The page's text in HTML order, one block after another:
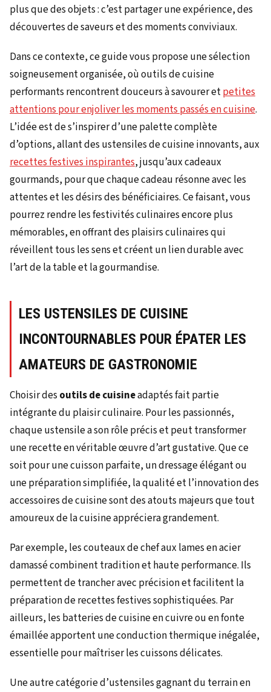
plus que des objets : c’est partager une expérience, des
découvertes de saveurs et des moments conviviaux.
Dans ce contexte, ce guide vous propose une sélection
soigneusement organisée, où outils de cuisine
performants rencontrent douceurs à savourer etpetites
attentions pour enjoliver les moments passés en cuisine.
L’idée est de s’inspirer d’une palette complète
d’options, allant des ustensiles de cuisine innovants, aux
recettes festives inspirantes, jusqu’aux cadeaux
gourmands, pour que chaque cadeau résonne avec les
attentes et les désirs des bénéficiaires. Ce faisant, vous
pourrez rendre les festivités culinaires encore plus
mémorables, en offrant des plaisirs culinaires qui
réveillent tous les sens et créent un lien durable avec
l’art de la table et la gourmandise.
LES USTENSILES DE CUISINE
INCONTOURNABLES POUR ÉPATER LES
AMATEURS DE GASTRONOMIE
Choisir des outils de cuisineadaptés fait partie
intégrante du plaisir culinaire. Pour les passionnés,
chaque ustensile a son rôle précis et peut transformer
une recette en véritable œuvre d’art gustative. Que ce
soit pour une cuisson parfaite, un dressage élégant ou
une préparation simplifiée, la qualité et l’innovation des
accessoires de cuisine sont des atouts majeurs que tout
amoureux de la cuisine appréciera grandement.
Par exemple, les couteaux de chef aux lames en acier
damassé combinent tradition et haute performance. Ils
permettent de trancher avec précision et facilitent la
préparation de recettes festives sophistiquées. Par
ailleurs, les batteries de cuisine en cuivre ou en fonte
émaillée apportent une conduction thermique inégalée,
essentielle pour maîtriser les cuissons délicates.
Une autre catégorie d’ustensiles gagnant du terrain en